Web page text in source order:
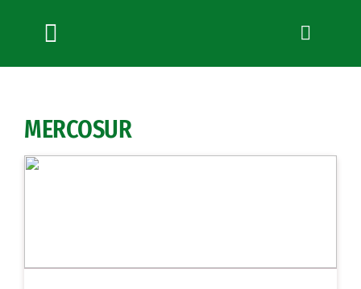
Toggle
Navigation
News
Bandi
MERCOSUR